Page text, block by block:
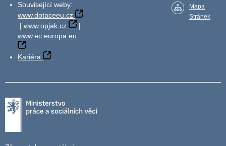
Související weby:
www.dotaceeu.cz
| www.opjak.cz
|
www.ec.europa.eu
Kariéra
Mapa
Stránek